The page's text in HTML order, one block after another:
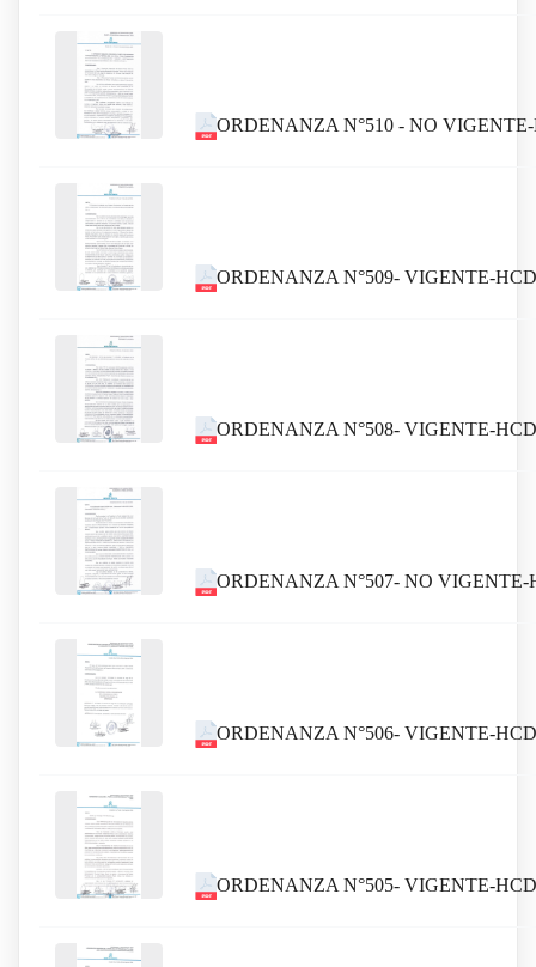
ORDENANZA N°510 - NO
ORDENANZA N°509- VIGENTE-
ORDENANZA N°508- VIGENTE-
ORDENANZA N°507- NO
ORDENANZA N°506- VIGENTE-
ORDENANZA N°505- VIGENTE-